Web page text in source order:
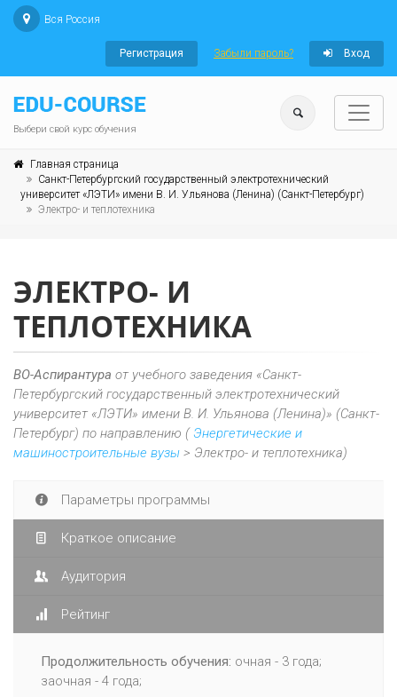
Вся Россия
Регистрация Забыли пароль? Вход
Выбери свой курс обучения
Главная страница
Санкт-Петербургский государственный электротехнический
университет «ЛЭТИ» имени В. И. Ульянова (Ленина) (Санкт-Петербург)
Электро- и теплотехника
ЭЛЕКТРО- И
ТЕПЛОТЕХНИКА
ВО-Аспирантура от учебного заведения «Санкт-
Петербургский государственный электротехнический
университет «ЛЭТИ» имени В. И. Ульянова (Ленина)» (Санкт-
Петербург) по направлению ( Энергетические и
машиностроительные вузы > Электро- и теплотехника)
Параметры программы
Краткое описание
Аудитория
Рейтинг
Продолжительность обучения: очная - 3 года;
заочная - 4 года;